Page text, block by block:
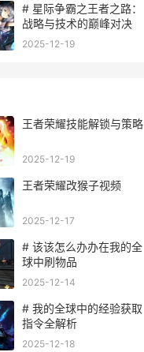
# 星际争霸之王者之路：
战略与技术的巅峰对决
2025-12-19
王者荣耀技能解锁与策略
2025-12-19
王者荣耀改猴子视频
2025-12-17
# 该该怎么办办在我的全
球中刷物品
2025-12-14
# 我的全球中的经验获取
指令全解析
2025-12-18